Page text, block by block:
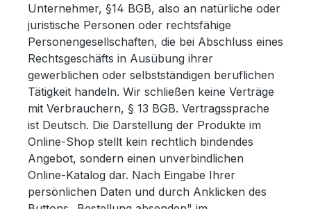
Unternehmer, §14 BGB, also an natürliche oder
juristische Personen oder rechtsfähige
Personengesellschaften, die bei Abschluss eines
Rechtsgeschäfts in Ausübung ihrer
gewerblichen oder selbstständigen beruflichen
Tätigkeit handeln. Wir schließen keine Verträge
mit Verbrauchern, § 13 BGB. Vertragssprache
ist Deutsch. Die Darstellung der Produkte im
Online-Shop stellt kein rechtlich bindendes
Angebot, sondern einen unverbindlichen
Online-Katalog dar. Nach Eingabe Ihrer
persönlichen Daten und durch Anklicken des